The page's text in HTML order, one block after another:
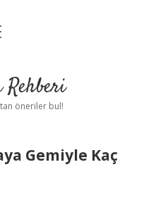
Rehberi
öneriler bul!
Gemiyle Kaç